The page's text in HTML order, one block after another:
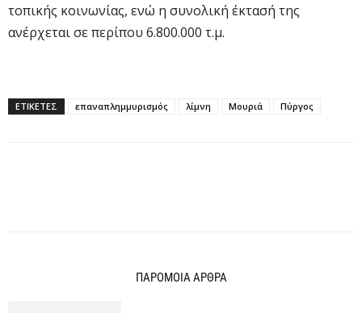
τοπικής κοινωνίας, ενώ η συνολική έκτασή της
ανέρχεται σε περίπου 6.800.000 τ.μ.
ΕΤΙΚΕΤΕΣ επαναπλημμυρισμός λίμνη Μουριά Πύργος
ΠΑΡΟΜΟΙΑ ΑΡΘΡΑ